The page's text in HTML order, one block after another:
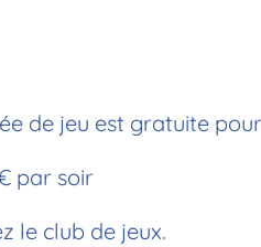
de jeu est gratuite
par soir
le club de jeux.